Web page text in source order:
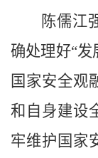
陈儒江
确处理好“发
国家安全观
和自身建设
牢维护国家